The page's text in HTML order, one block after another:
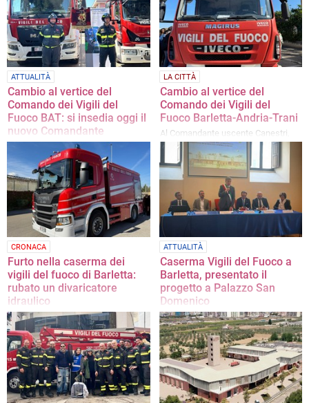
ATTUALITÀ
Cambio al vertice del
Comando dei Vigili del
Fuoco BAT: si insedia oggi il
nuovo Comandante
Giuseppe Quinto
«Guardo a questo mandato con
immenso orgoglio e con la forte
determinazione di portare avanti i
percorsi strategici già
virtuosamente avviati dal mio
predecessore»
LA CITTÀ
Cambio al vertice del
Comando dei Vigili del
Fuoco Barletta-Andria-Trani
Al Comandante uscente Canestri,
subentrerà il Comandante PD Ing.
Giuseppe Quinto
CRONACA
Furto nella caserma dei
vigili del fuoco di Barletta:
rubato un divaricatore
idraulico
Il colpo intorno alle 23 nella sede di
via Trani. Indagano i carabinieri
ATTUALITÀ
Caserma Vigili del Fuoco a
Barletta, presentato il
progetto a Palazzo San
Domenico
L'incontro pubblico alla presenza dei
vertici istituzionali, struttura pronta
nel 2028